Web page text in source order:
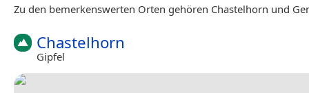
Zu den bemerkenswerten Orten gehören Chastelhorn und
Chastelhorn
Gipfel